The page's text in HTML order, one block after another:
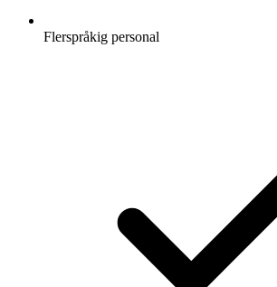
Flerspråkig personal